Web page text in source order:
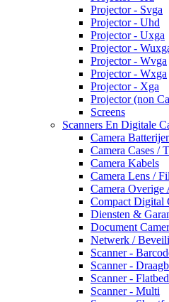
Projector - Svga
Projector - Uhd
Projector - Uxga
Projector -
Projector - Wvga
Projector - Wxga
Projector - Xga
Projector (non
Screens
Scanners En Digitale
Camera
Camera Cases /
Camera Kabels
Camera Lens /
Camera Overige
Compact Digital
Diensten &
Document
Netwerk /
Scanner -
Scanner -
Scanner - Flatbed
Scanner - Multi